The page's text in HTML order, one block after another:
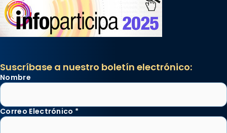
Suscríbase a nuestro boletín electrónico:
Nombre
Correo Electrónico *